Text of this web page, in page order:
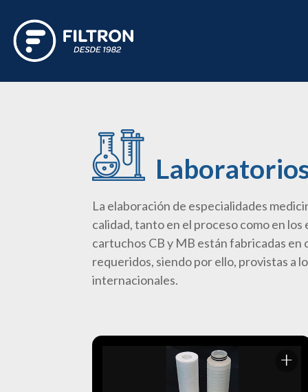
La elaboración de especialidades
calidad, tanto en el proceso como en
cartuchos CB y MB están fabricadas
requeridos, siendo por ello, provistas a
internacionales.
Diseñados específicamente para la
filtración de fluidos liquidos de baja y